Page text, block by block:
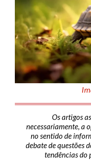
Os artigos
necessariamente, a
no sentido de
debate de questões
tendências do